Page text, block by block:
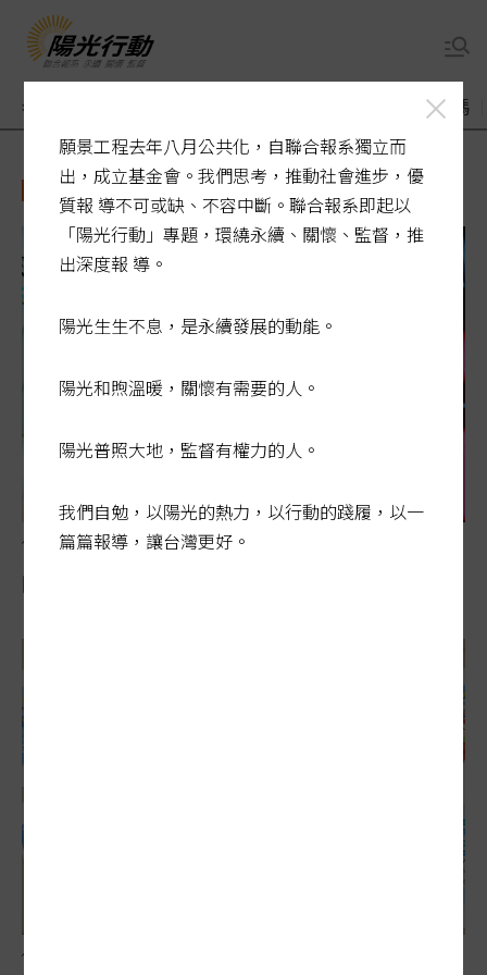
老了醫療誰來顧 敬老卡競相加碼
房貸
借貸買股風險飆
四貸同堂…買股潮 泡沫風險賭身家
借貸買股風險飆
願景工程去年八月公共化，自聯合報系獨立而
出，成立基金會。我們思考，推動社會進步，優
質報 導不可或缺、不容中斷。聯合報系即起以
「陽光行動」專題，環繞永續、關懷、監督，推
出深度報 導。
陽光生生不息，是永續發展的動能。
陽光和煦溫暖，關懷有需要的人。
陽光普照大地，監督有權力的人。
我們自勉，以陽光的熱力，以行動的踐履，以一
篇篇報導，讓台灣更好。